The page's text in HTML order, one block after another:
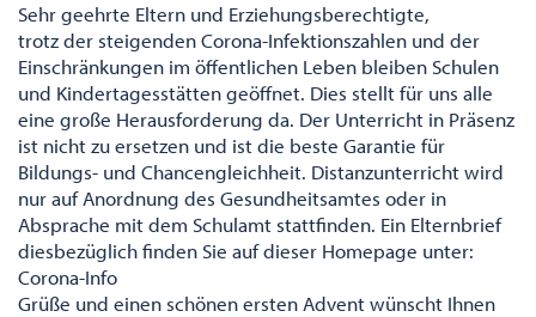
Sehr geehrte Eltern und Erziehungsberechtigte,
trotz der steigenden Corona-Infektionszahlen und der
Einschränkungen im öffentlichen Leben bleiben Schulen
und Kindertagesstätten geöffnet. Dies stellt für uns alle
eine große Herausforderung da. Der Unterricht in Präsenz
ist nicht zu ersetzen und ist die beste Garantie für
Bildungs- und Chancengleichheit. Distanzunterricht wird
nur auf Anordnung des Gesundheitsamtes oder in
Absprache mit dem Schulamt stattfinden. Ein Elternbrief
diesbezüglich finden Sie auf dieser Homepage unter:
Corona-Info
Grüße und einen schönen ersten Advent wünscht Ihnen